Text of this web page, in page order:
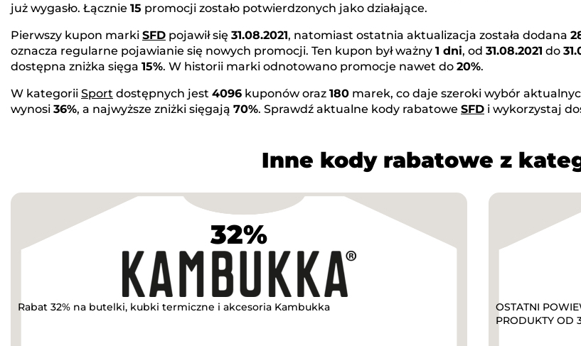
już wygasło. Łącznie 15 promocji zostało potwierdzonych jako działające.
Pierwszy kupon marki SFD pojawił się 31.08.2021, natomiast ostatnia aktualizacja została dodana
oznacza regularne pojawianie się nowych promocji. Ten kupon był ważny 1 dni, od 31.08.2021 do
dostępna zniżka sięga 15%. W historii marki odnotowano promocje nawet do 20%.
W kategorii Sport dostępnych jest 4096 kuponów oraz 180 marek, co daje szeroki wybór
wynosi 36%, a najwyższe zniżki sięgają 70%. Sprawdź aktualne kody rabatowe SFD i wykorzystaj
Inne kody rabatowe z
32%
Rabat 32% na butelki, kubki termiczne i akcesoria Kambukka
OSTATNI
PRODUKTY OD